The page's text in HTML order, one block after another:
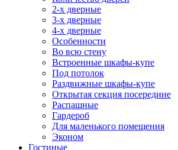
2-х дверные
3-х дверные
4-х дверные
Особенности
Во всю стену
Встроенные шкафы-купе
Под потолок
Раздвижные шкафы-купе
Открытая секция посередине
Распашные
Гардероб
Для маленького помещения
Эконом
Гостиные